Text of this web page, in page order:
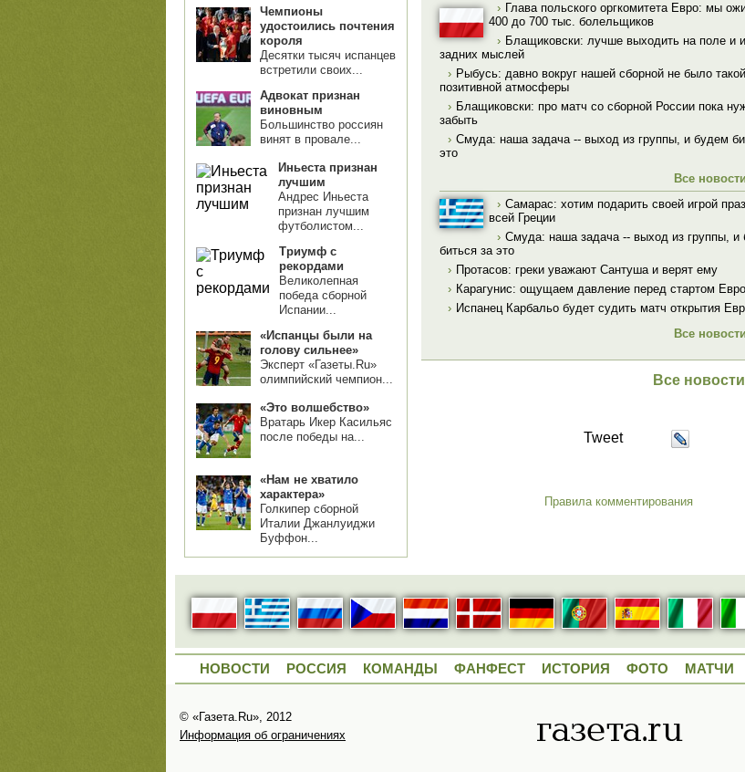
Чемпионы
удостоились почтения
короля
Десятки тысяч испанцев
встретили своих...
Адвокат признан
виновным
Большинство россиян
винят в провале...
Иньеста признан
лучшим
Андрес Иньеста
признан лучшим
футболистом...
Триумф с
рекордами
Великолепная
победа сборной
Испании...
«Испанцы были на
голову сильнее»
Эксперт «Газеты.Ru»
олимпийский чемпион...
«Это волшебство»
Вратарь Икер Касильяс
после победы на...
«Нам не хватило
характера»
Голкипер сборной
Италии Джанлуиджи
Буффон...
› Глава польского оргкомитета Евро: мы
400 до 700 тыс. болельщиков
› Блащиковски: лучше выходить на поле и
задних мыслей
› Рыбусь: давно вокруг нашей сборной не было такой
позитивной атмосферы
› Блащиковски: про матч со сборной России пока
забыть
› Смуда: наша задача -- выход из группы, и будем
это
Все
› Самарас: хотим подарить своей игрой
всей Греции
› Смуда: наша задача -- выход из группы, и
биться за это
› Протасов: греки уважают Сантуша и верят ему
› Карагунис: ощущаем давление перед стартом
› Испанец Карбальо будет судить матч открытия
Все
Все
Tweet
Правила комментирования
НОВОСТИ РОССИЯ КОМАНДЫ ФАНФЕСТ ИСТОРИЯ ФОТО МАТЧИ
© «Газета.Ru», 2012
Информация об ограничениях